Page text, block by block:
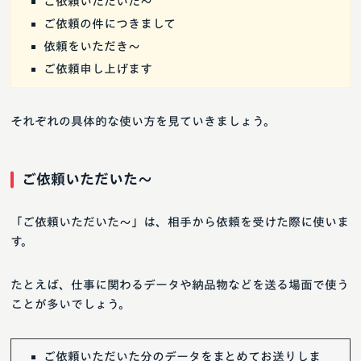
ご依頼の件につきまして
依頼をいただき～
ご依頼申し上げます
それぞれの具体的な使い方を見ていきましょう。
ご依頼いただいた～
「ご依頼いただいた～」は、相手から依頼を受けた際に使いま
す。
たとえば、仕事に関わるデータや納品物などを送る場面で使う
ことが多いでしょう。
ご依頼いただいた分のデータをまとめてお送りしま